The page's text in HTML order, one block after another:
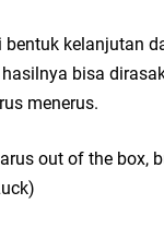
kelanjutan
bisa
menerus.
out of the box,